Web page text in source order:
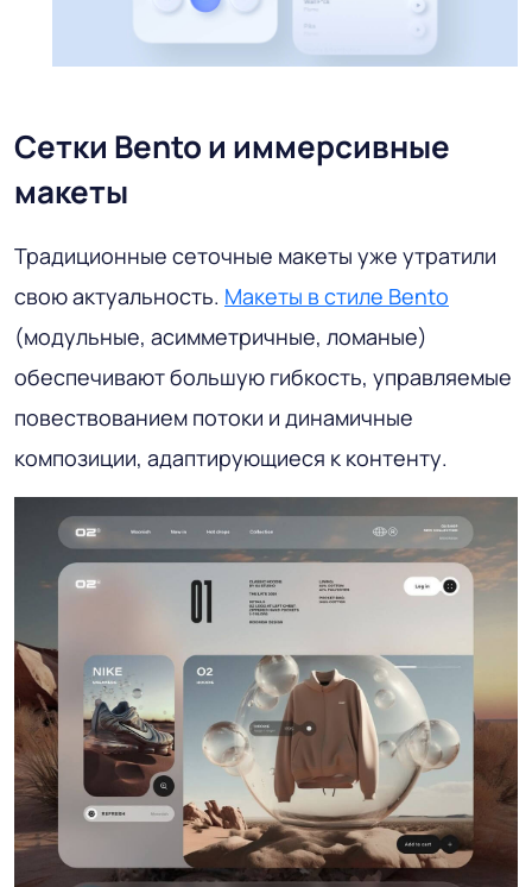
Сетки Bento и иммерсивные
макеты
Традиционные сеточные макеты уже утратили
свою актуальность. Макеты в стиле Bento
(модульные, асимметричные, ломаные)
обеспечивают большую гибкость, управляемые
повествованием потоки и динамичные
композиции, адаптирующиеся к контенту.